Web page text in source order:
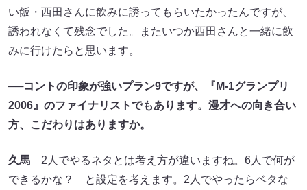
い飯・西田さんに飲みに誘ってもらいたかったんですが、
誘われなくて残念でした。またいつか西田さんと一緒に飲
みに行けたらと思います。
──コントの印象が強いプラン9ですが、『M-1グランプリ
2006』のファイナリストでもあります。漫才への向き合い
方、こだわりはありますか。
久馬 2人でやるネタとは考え方が違いますね。6人で何が
できるかな？ と設定を考えます。2人でやったらベタな